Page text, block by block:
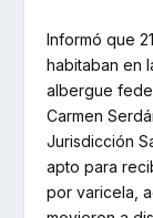
Informó que
habitaban en
albergue
Carmen
Jurisdicción
apto para
por varicela,